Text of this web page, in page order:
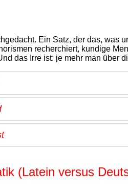
Ein Satz, der das,
recherchiert, kundige
das Irre ist: je mehr man
(Latein versus